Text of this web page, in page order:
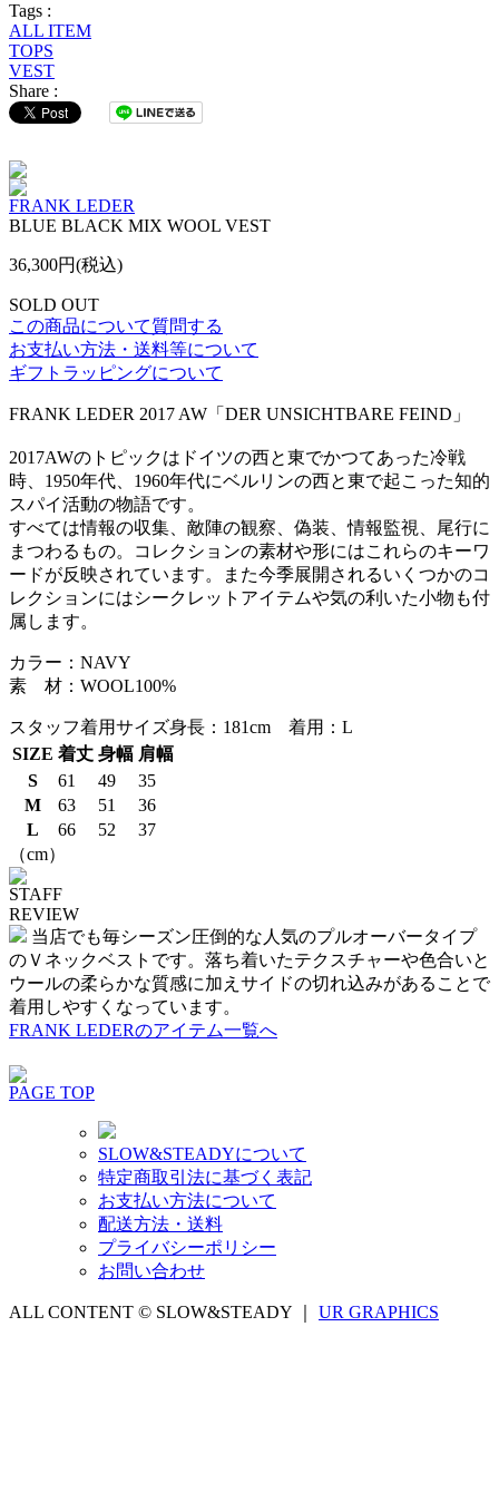
Tags :
ALL ITEM
TOPS
VEST
Share :
FRANK LEDER
BLUE BLACK MIX WOOL VEST
36,300円(税込)
SOLD OUT
この商品について質問する
お支払い方法・送料等について
ギフトラッピングについて
FRANK LEDER 2017 AW「DER UNSICHTBARE FEIND」
2017AWのトピックはドイツの西と東でかつてあった冷戦
時、1950年代、1960年代にベルリンの西と東で起こった知的
スパイ活動の物語です。
すべては情報の収集、敵陣の観察、偽装、情報監視、尾行に
まつわるもの。コレクションの素材や形にはこれらのキーワ
ードが反映されています。また今季展開されるいくつかのコ
レクションにはシークレットアイテムや気の利いた小物も付
属します。
カラー：NAVY
素 材：WOOL100%
スタッフ着用サイズ身長：181cm 着用：L
SIZE 着丈 身幅 肩幅
S
61 49
35
M
63 51
36
L
66 52
37
（cm）
STAFF
REVIEW
当店でも毎シーズン圧倒的な人気のプルオーバータイプ
のＶネックベストです。落ち着いたテクスチャーや色合いと
ウールの柔らかな質感に加えサイドの切れ込みがあることで
着用しやすくなっています。
FRANK LEDERのアイテム一覧へ
PAGE TOP
SLOW&STEADYについて
特定商取引法に基づく表記
お支払い方法について
配送方法・送料
プライバシーポリシー
お問い合わせ
ALL CONTENT © SLOW&STEADY ｜ UR GRAPHICS